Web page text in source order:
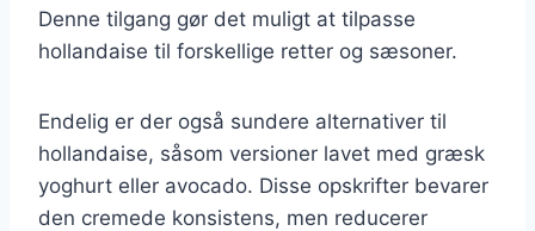
Denne tilgang gør det muligt at tilpasse
hollandaise til forskellige retter og sæsoner.
Endelig er der også sundere alternativer til
hollandaise, såsom versioner lavet med græsk
yoghurt eller avocado. Disse opskrifter bevarer
den cremede konsistens, men reducerer